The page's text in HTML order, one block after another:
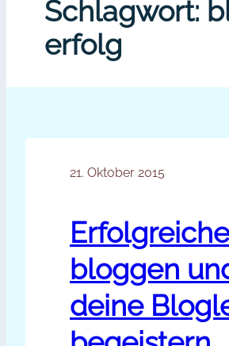
Schlagwort:
erfolg
21. Oktober 2015
bloggen
deine